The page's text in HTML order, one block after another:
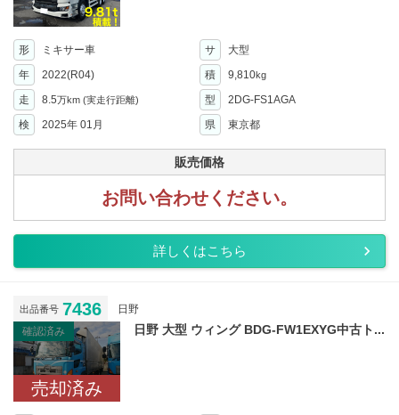
形 ミキサー車 サ
大型
年
2022(R04) 積 9,810kg
走 8.5万km (実走行距離) 型
2DG-FS1AGA
検
2025年 01月 県 東京都
販売価格
お問い合わせください。
詳しくはこちら
出品番号 7436
日野
確認済み
売却済み
日野 大型 ウィング BDG-FW1EXYG中古ト...